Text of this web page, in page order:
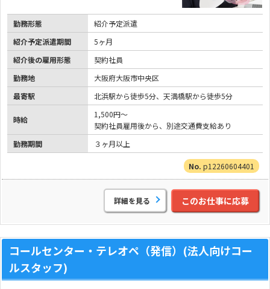
勤務形態
紹介予定派遣
紹介予定派遣期間
5ヶ月
紹介後の雇用形態
契約社員
勤務地
大阪府大阪市中央区
最寄駅
北浜駅から徒歩5分、天満橋駅から徒歩5分
時給
1,500円～
契約社員雇用後から、別途交通費支給あり
勤務期間
３ヶ月以上
p12260604401
詳細を見る このお仕事に応募
コールセンター・テレオペ（発信）(法人向けコー
ルスタッフ)